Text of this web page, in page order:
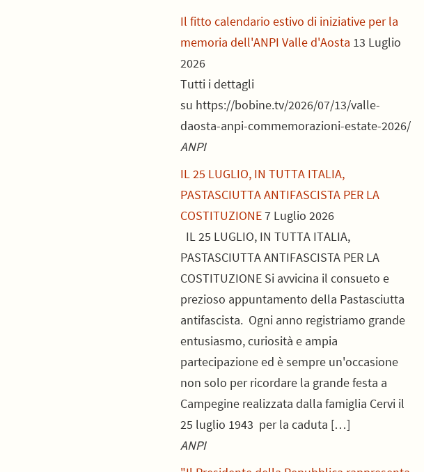
Il fitto calendario estivo di iniziative per la
memoria dell'ANPI Valle d'Aosta 13 Luglio
2026
Tutti i dettagli
su https://bobine.tv/2026/07/13/valle-
daosta-anpi-commemorazioni-estate-2026/
ANPI
IL 25 LUGLIO, IN TUTTA ITALIA,
PASTASCIUTTA ANTIFASCISTA PER LA
COSTITUZIONE7 Luglio 2026
IL 25 LUGLIO, IN TUTTA ITALIA,
PASTASCIUTTA ANTIFASCISTA PER LA
COSTITUZIONE Si avvicina il consueto e
prezioso appuntamento della Pastasciutta
antifascista. Ogni anno registriamo grande
entusiasmo, curiosità e ampia
partecipazione ed è sempre un'occasione
non solo per ricordare la grande festa a
Campegine realizzata dalla famiglia Cervi il
25 luglio 1943 per la caduta […]
ANPI